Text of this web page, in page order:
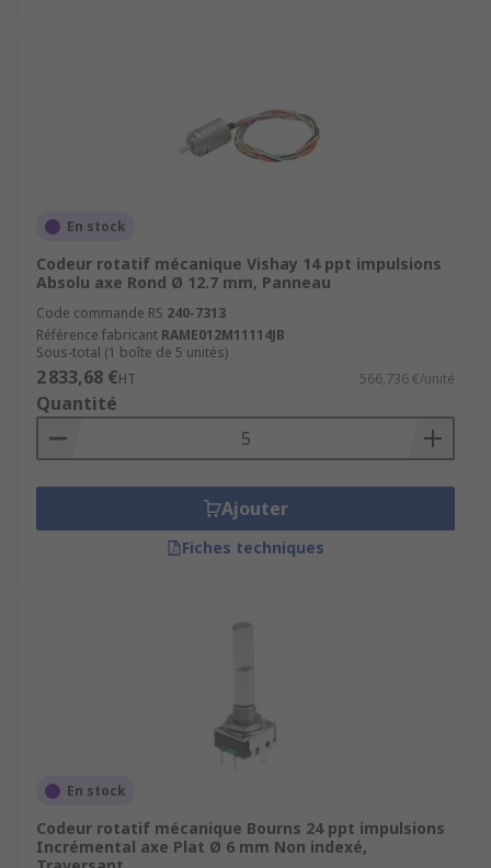
En stock
Codeur rotatif mécanique Vishay 14 ppt impulsions
Absolu axe Rond Ø 12.7 mm, Panneau
Code commande RS 240-7313
Référence fabricant RAME012M11114JB
Sous-total (1 boîte de 5 unités)
2 833,68 €HT 566,736 €/unité
Quantité
Ajouter
Fiches techniques
En stock
Codeur rotatif mécanique Bourns 24 ppt impulsions
Incrémental axe Plat Ø 6 mm Non indexé,